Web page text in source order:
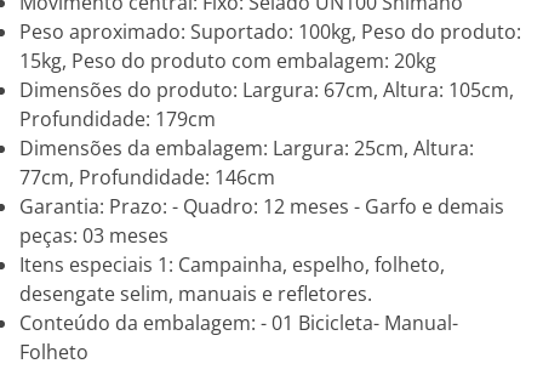
Peso aproximado: Suportado: 100kg, Peso do produto:
15kg, Peso do produto com embalagem: 20kg
Dimensões do produto: Largura: 67cm, Altura: 105cm,
Profundidade: 179cm
Dimensões da embalagem: Largura: 25cm, Altura:
77cm, Profundidade: 146cm
Garantia: Prazo: - Quadro: 12 meses - Garfo e demais
peças: 03 meses
Itens especiais 1: Campainha, espelho, folheto,
desengate selim, manuais e refletores.
Conteúdo da embalagem: - 01 Bicicleta- Manual-
Folheto